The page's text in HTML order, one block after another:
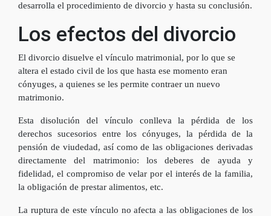
desarrolla el procedimiento de divorcio y hasta su conclusión.
Los efectos del divorcio
El divorcio disuelve el vínculo matrimonial, por lo que se
altera el estado civil de los que hasta ese momento eran
cónyuges, a quienes se les permite contraer un nuevo
matrimonio.
Esta disolución del vínculo conlleva la pérdida de los
derechos sucesorios entre los cónyuges, la pérdida de la
pensión de viudedad, así como de las obligaciones derivadas
directamente del matrimonio: los deberes de ayuda y
fidelidad, el compromiso de velar por el interés de la familia,
la obligación de prestar alimentos, etc.
La ruptura de este vínculo no afecta a las obligaciones de los